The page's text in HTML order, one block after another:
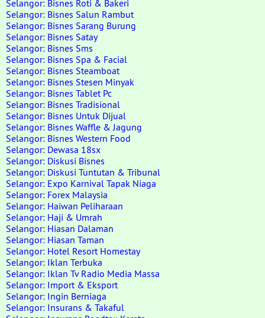
Selangor: Bisnes Roti & Bakeri
Selangor: Bisnes Salun Rambut
Selangor: Bisnes Sarang Burung
Selangor: Bisnes Satay
Selangor: Bisnes Sms
Selangor: Bisnes Spa & Facial
Selangor: Bisnes Steamboat
Selangor: Bisnes Stesen Minyak
Selangor: Bisnes Tablet Pc
Selangor: Bisnes Tradisional
Selangor: Bisnes Untuk Dijual
Selangor: Bisnes Waffle & Jagung
Selangor: Bisnes Western Food
Selangor: Dewasa 18sx
Selangor: Diskusi Bisnes
Selangor: Diskusi Tuntutan & Tribunal
Selangor: Expo Karnival Tapak Niaga
Selangor: Forex Malaysia
Selangor: Haiwan Peliharaan
Selangor: Haji & Umrah
Selangor: Hiasan Dalaman
Selangor: Hiasan Taman
Selangor: Hotel Resort Homestay
Selangor: Iklan Terbuka
Selangor: Iklan Tv Radio Media Massa
Selangor: Import & Eksport
Selangor: Ingin Berniaga
Selangor: Insurans & Takaful